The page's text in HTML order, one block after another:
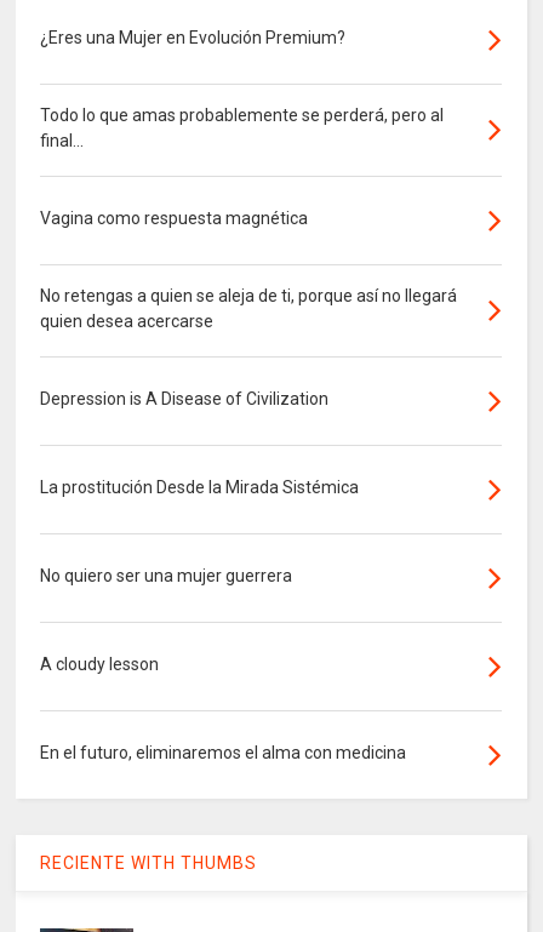
¿Eres una Mujer en Evolución Premium?
Todo lo que amas probablemente se perderá, pero al
final...
Vagina como respuesta magnética
No retengas a quien se aleja de ti, porque así no llegará
quien desea acercarse
Depression is A Disease of Civilization
La prostitución Desde la Mirada Sistémica
No quiero ser una mujer guerrera
A cloudy lesson
En el futuro, eliminaremos el alma con medicina
RECIENTE WITH THUMBS